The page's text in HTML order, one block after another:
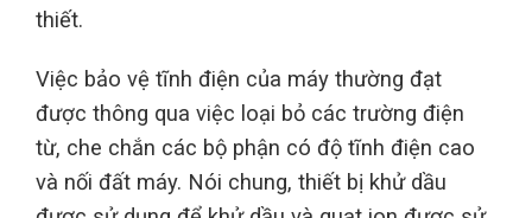
thiết.
Việc bảo vệ tĩnh điện của máy thường đạt
được thông qua việc loại bỏ các trường điện
từ, che chắn các bộ phận có độ tĩnh điện cao
và nối đất máy. Nói chung, thiết bị khử dầu